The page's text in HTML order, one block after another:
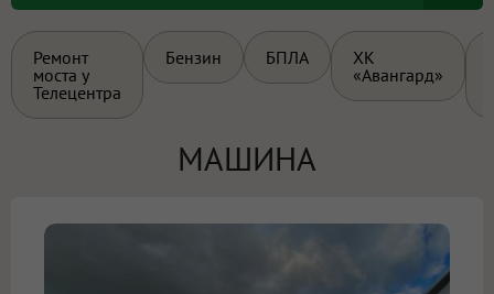
Ремонт
моста у
Телецентра
Бензин БПЛА
ХК
«Авангард»
МАШИНА